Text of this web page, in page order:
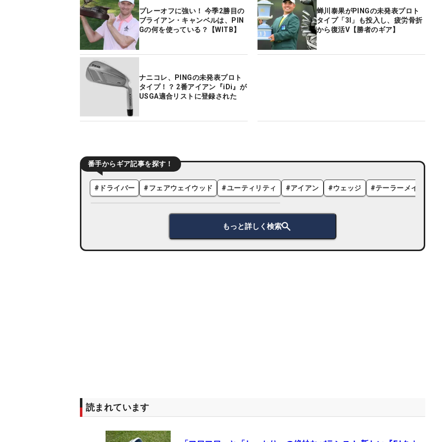
プレーオフに強い！ 今季2勝目の
ブライアン・キャンベルは、PIN
Gの何を使っている？【WITB】
蝉川泰果がPINGの未発表プロト
タイプ「3I」も投入し、疲労骨折
から復活V【勝者のギア】
ナニコレ、PINGの未発表プロト
タイプ！？ 2番アイアン『iDi』が
USGA適合リストに登録された
番手からギア記事を探す！
# ドライバー #フェアウェイウッド #ユーティリティ #アイアン #ウェッジ #テーラーメイド
もっと詳しく検索
読まれています